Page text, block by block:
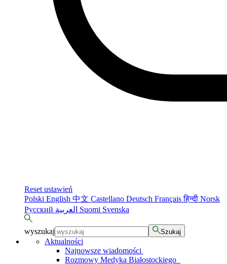
Reset ustawień
Polski English 中文 Castellano Deutsch Françaisहिन्दी Norsk
Русский
Suomi Svenska
wyszukaj Szukaj
Aktualności
Najnowsze wiadomości
Rozmowy Medyka Białostockiego